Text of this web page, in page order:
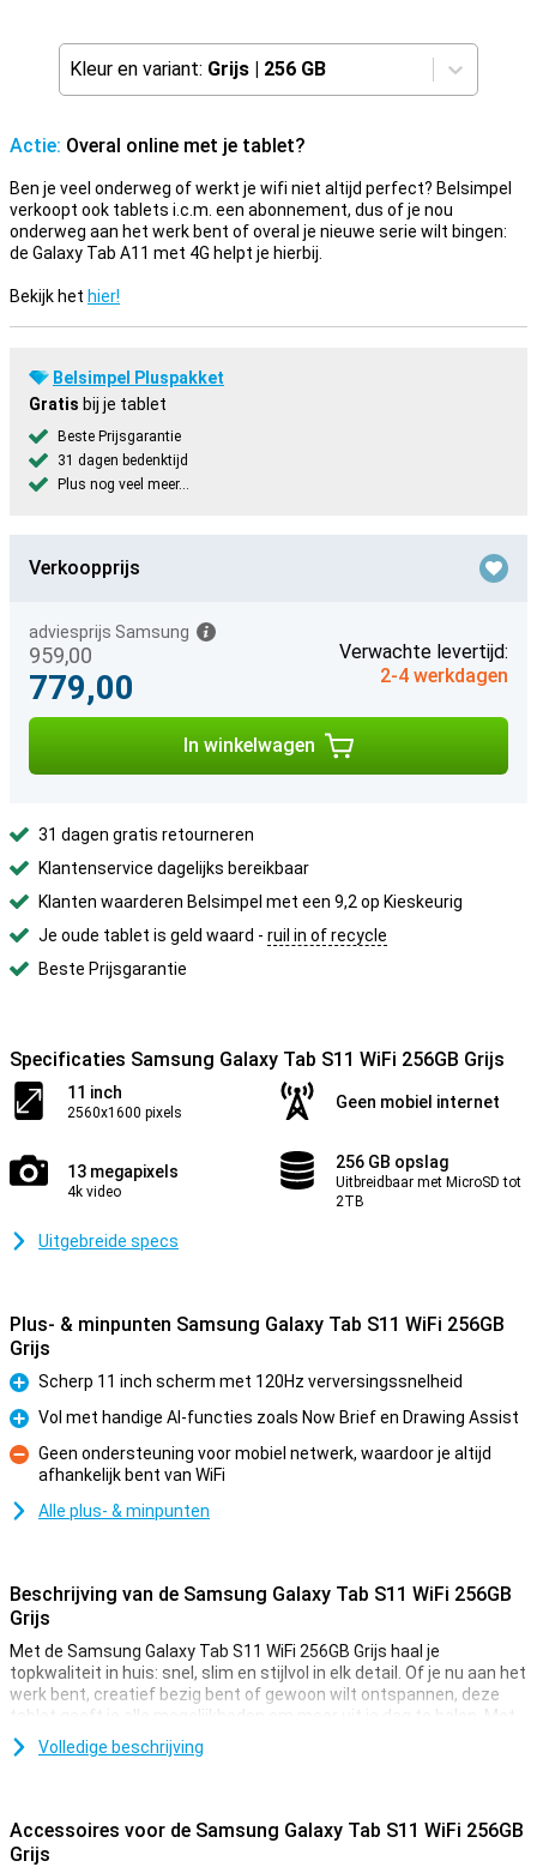
Kleur en variant: Grijs | 256 GB
Actie: Overal online met je tablet?
Ben je veel onderweg of werkt je wifi niet altijd perfect? Belsimpel
verkoopt ook tablets i.c.m. een abonnement, dus of je nou
onderweg aan het werk bent of overal je nieuwe serie wilt bingen:
de Galaxy Tab A11 met 4G helpt je hierbij.
Bekijk het hier!
Belsimpel Pluspakket
Gratis bij je tablet
Beste Prijsgarantie
31 dagen bedenktijd
Plus nog veel meer...
Verkoopprijs
959,00
adviesprijs Samsung
779,00
Verwachte levertijd:
2-4 werkdagen
In winkelwagen
31 dagen gratis retourneren
Klantenservice dagelijks bereikbaar
Klanten waarderen Belsimpel met een 9,2 op Kieskeurig
Je oude tablet is geld waard - ruil in of recycle
Beste Prijsgarantie
Specificaties Samsung Galaxy Tab S11 WiFi 256GB Grijs
11 inch
2560x1600 pixels
Geen mobiel internet
13 megapixels
4k video
256 GB opslag
Uitbreidbaar met MicroSD tot
2TB
Uitgebreide specs
Plus- & minpunten Samsung Galaxy Tab S11 WiFi 256GB
Grijs
Pluspunt
Scherp 11 inch scherm met 120Hz verversingssnelheid
Pluspunt
Vol met handige AI-functies zoals Now Brief en Drawing Assist
Minpunt
Geen ondersteuning voor mobiel netwerk, waardoor je altijd
afhankelijk bent van WiFi
Alle plus- & minpunten
Beschrijving van de Samsung Galaxy Tab S11 WiFi 256GB
Grijs
Met de Samsung Galaxy Tab S11 WiFi 256GB Grijs haal je
topkwaliteit in huis: snel, slim en stijlvol in elk detail. Of je nu aan het
werk bent, creatief bezig bent of gewoon wilt ontspannen, deze
tablet geeft je alle mogelijkheden om meer uit je dag te halen. Met
Galaxy AI werk je slimmer dan ooit, terwijl het scherpe 11 inch
display zorgt voor een fijne kijkervaring. Voeg daar een krachtige
uitblinkt. De Tab S11 is snel, handig en helemaal klaar voor alles wat
jij van een tablet verwacht.
Volledige beschrijving
Accessoires voor de Samsung Galaxy Tab S11 WiFi 256GB
Grijs